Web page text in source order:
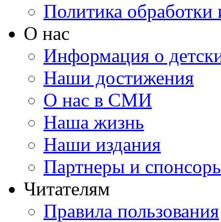
Политика
О нас
Информация о
Наши достижения
О нас в СМИ
Наша жизнь
Наши издания
Партнеры и
Читателям
Правила пользования